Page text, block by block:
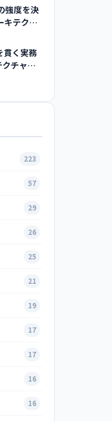
強度を決
キテクチ
貫く実務
チャ超
223
57
29
26
25
21
19
17
17
16
16